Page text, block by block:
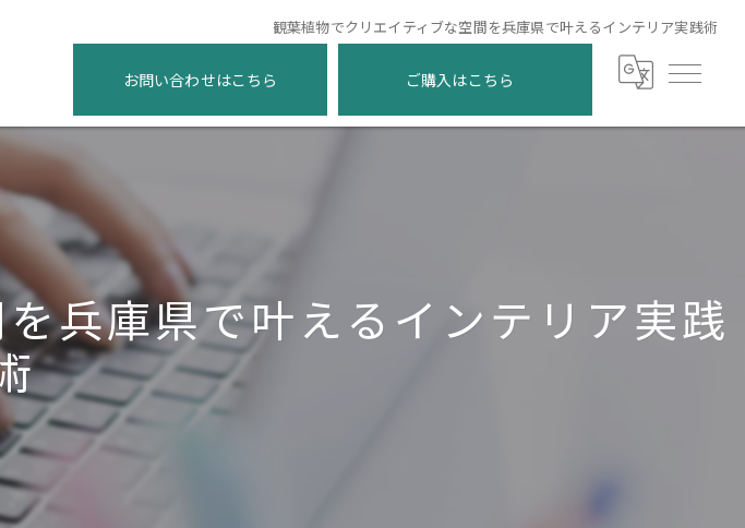
観葉植物でクリエイティブな空間を兵庫県で叶えるインテリア実践術
お問い合わせはこちら ご購入はこちら
兵庫県で叶えるインテリア実践